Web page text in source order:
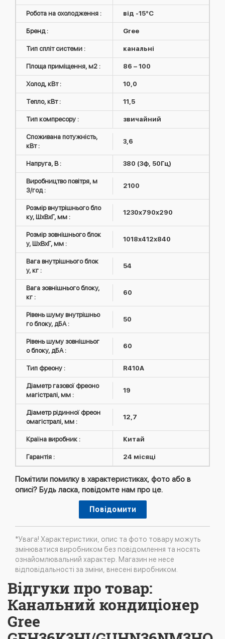
Робота на охолодження : від -15°C
Бренд : Gree
Тип спліт системи : канальні
Площа приміщення, м2 : 86 – 100
Холод, кВт : 10,0
Тепло, кВт : 11,5
Тип компресору : звичайний
Споживана потужність,
кВт :
3,6
Напруга, В : 380 (3ф, 50Гц)
Виробництво повітря, м
3/год :
2100
Розмір внутрішнього бло
ку, ШxВxГ, мм :
1230x790x290
Розмір зовнішнього блок
у, ШxВxГ, мм :
1018х412х840
Вага внутрішнього блок
у, кг :
54
Вага зовнішнього блоку,
кг :
60
Рівень шуму внутрішньо
го блоку, дБА :
50
Рівень шуму зовнішньог
о блоку, дБА :
60
Тип фреону : R410А
Діаметр газової фреоно
магістралі, мм :
19
Діаметр рідинної фреон
омагістралі, мм :
12,7
Країна виробник : Китай
Гарантія : 24 місяці
Помітили помилку в характеристиках, фото або в
описі? Будь ласка, повідомте нам про це.
Повідомити
*Увага! Характеристики, опис та фото товару можуть
змінюватися виробником без повідомлення та носять
ознайомлювальний характер. Магазин не несе
відповідальності за зміни, внесені виробником.
Відгуки про товар:
Канальний кондиціонер
Gree